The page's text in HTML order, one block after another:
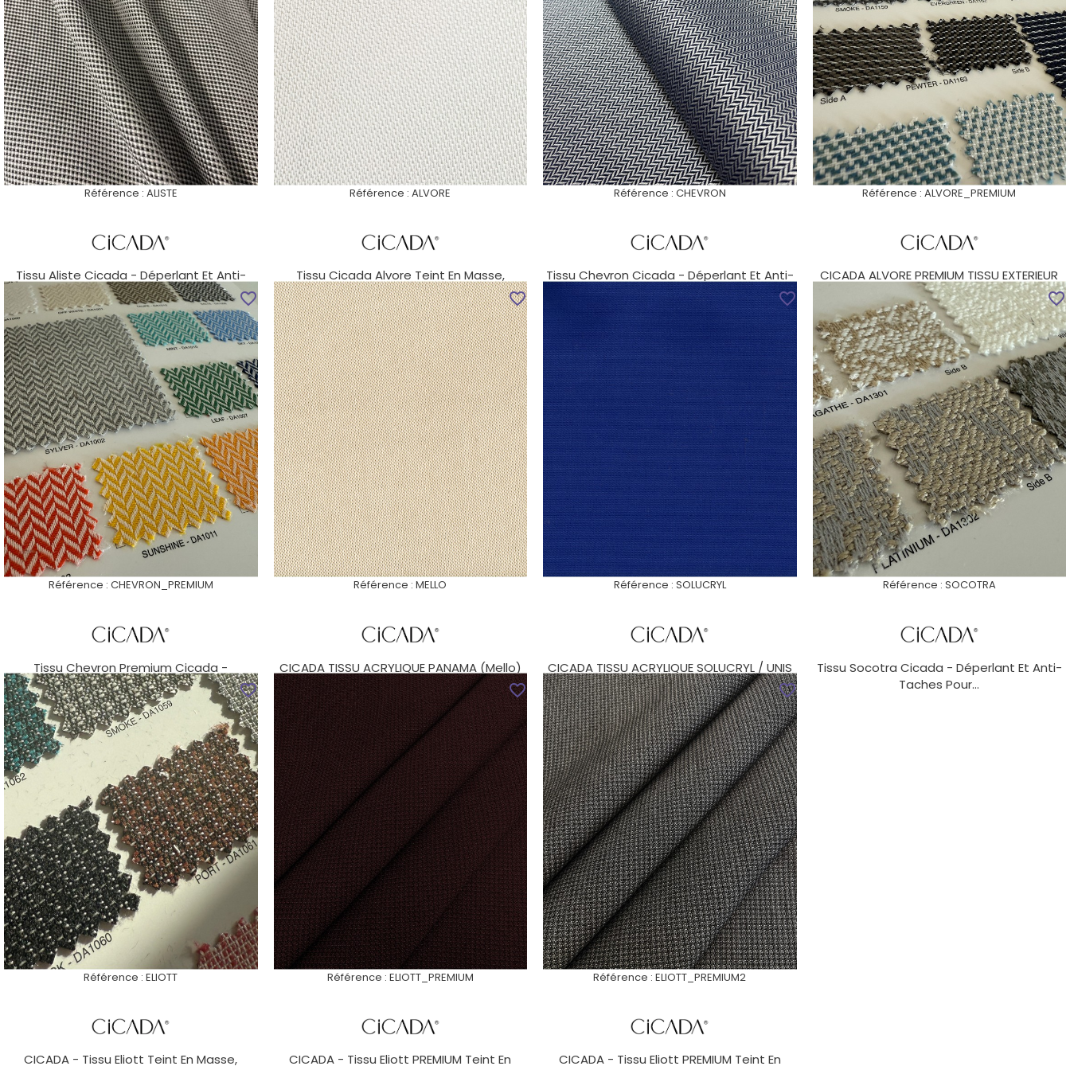
Référence : ALISTE
Tissu Aliste Cicada - Déperlant Et Anti-
Taches Pour...
Référence : ALVORE
Tissu Cicada Alvore Teint En Masse,
Déperlant Et...
Référence : CHEVRON
Tissu Chevron Cicada - Déperlant Et Anti-
Taches Pour...
Référence : ALVORE_PREMIUM
CICADA ALVORE PREMIUM TISSU EXTERIEUR
TEINT MASSE LAIZE...
Référence : CHEVRON_PREMIUM
Tissu Chevron Premium Cicada -
Déperlant Et Anti-Taches...
favorite_border
Référence : MELLO
CICADA TISSU ACRYLIQUE PANAMA (Mello)
TEINT MASSE OUTDOOR...
favorite_border
Référence : SOLUCRYL
CICADA TISSU ACRYLIQUE SOLUCRYL / UNIS
TEINT MASSE...
favorite_border
Référence : SOCOTRA
Tissu Socotra Cicada - Déperlant Et Anti-
Taches Pour...
favorite_border
Référence : ELIOTT
CICADA - Tissu Eliott Teint En Masse,
favorite_border
Référence : ELIOTT_PREMIUM
CICADA - Tissu Eliott PREMIUM Teint En
favorite_border
Référence : ELIOTT_PREMIUM2
CICADA - Tissu Eliott PREMIUM Teint En
favorite_border